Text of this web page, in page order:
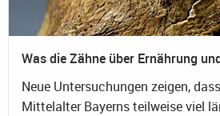
Was die Zähne über Ernährung
Neue Untersuchungen zeigen,
Mittelalter Bayerns teilweise viel